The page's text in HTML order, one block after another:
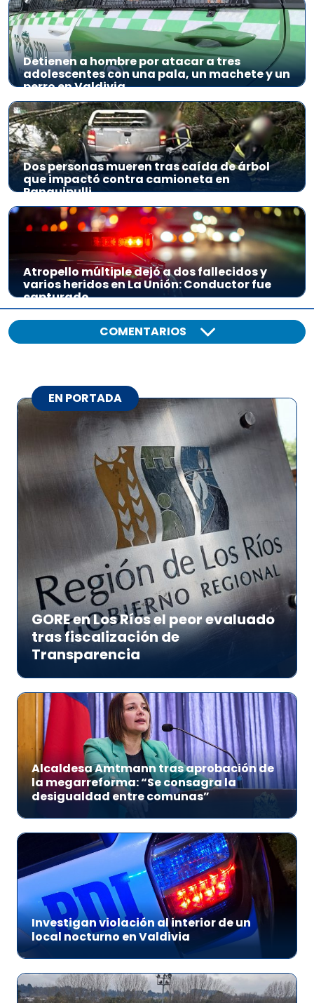
Detienen a hombre por atacar a tres
adolescentes con una pala, un machete y un
perro en Valdivia
Dos personas mueren tras caída de árbol
que impactó contra camioneta en
Panguipulli
Atropello múltiple dejó a dos fallecidos y
varios heridos en La Unión: Conductor fue
capturado
COMENTARIOS
EN PORTADA
GORE en Los Ríos el peor evaluado
tras fiscalización de
Transparencia
Alcaldesa Amtmann tras aprobación de
la megarreforma: “Se consagra la
desigualdad entre comunas”
Investigan violación al interior de un
local nocturno en Valdivia